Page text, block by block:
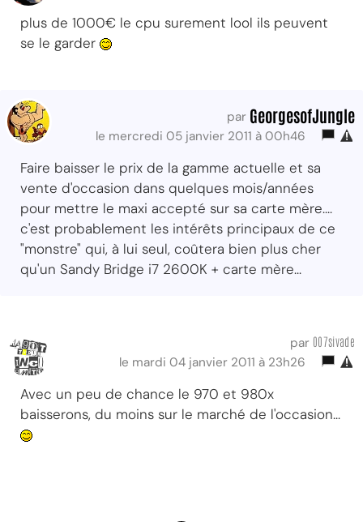
plus de 1000€ le cpu surement lool ils peuvent
se le garder
par GeorgesofJungle
le mercredi 05 janvier 2011 à 00h46
Faire baisser le prix de la gamme actuelle et sa
vente d'occasion dans quelques mois/années
pour mettre le maxi accepté sur sa carte mère....
c'est probablement les intérêts principaux de ce
"monstre" qui, à lui seul, coûtera bien plus cher
qu'un Sandy Bridge i7 2600K + carte mère...
par 007sivade
le mardi 04 janvier 2011 à 23h26
Avec un peu de chance le 970 et 980x
baisserons, du moins sur le marché de l'occasion...